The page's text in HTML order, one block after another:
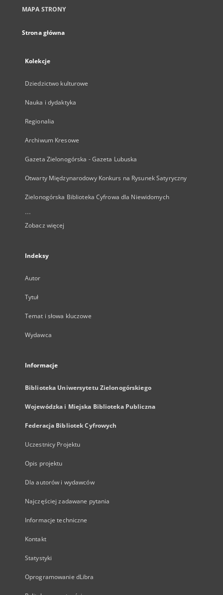
MAPA STRONY
Strona główna
Kolekcje
Dziedzictwo kulturowe
Nauka i dydaktyka
Regionalia
Archiwum Kresowe
Gazeta Zielonogórska - Gazeta Lubuska
Otwarty Międzynarodowy Konkurs na Rysunek Satyryczny
Zielonogórska Biblioteka Cyfrowa dla Niewidomych
...
Zobacz więcej
Indeksy
Autor
Tytuł
Temat i słowa kluczowe
Wydawca
Informacje
Biblioteka Uniwersytetu Zielonogórskiego
Wojewódzka i Miejska Biblioteka Publiczna
Federacja Bibliotek Cyfrowych
Uczestnicy Projektu
Opis projektu
Dla autorów i wydawców
Najczęściej zadawane pytania
Informacje techniczne
Kontakt
Statystyki
Oprogramowanie dLibra